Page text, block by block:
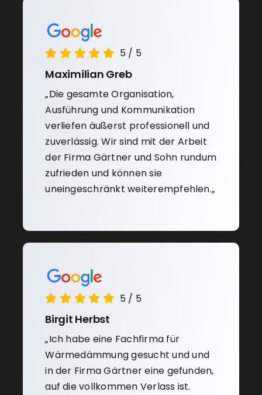
5 / 5
Maximilian Greb
„Die gesamte Organisation,
Ausführung und Kommunikation
verliefen äußerst professionell und
zuverlässig.Wir sind mit der Arbeit
der Firma Gärtner und Sohn rundum
zufrieden und können sie
uneingeschränkt weiterempfehlen.„
5 / 5
Birgit Herbst
„Ich habe eine Fachfirma für
Wärmedämmung gesucht und und
in der Firma Gärtner eine gefunden,
auf die vollkommen Verlass ist.